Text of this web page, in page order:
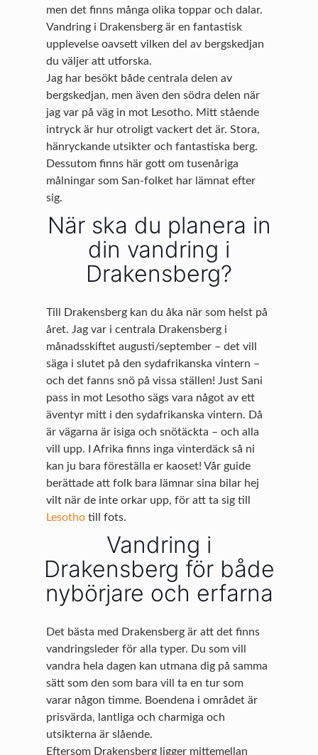
men det finns många olika toppar och dalar.
Vandring i Drakensberg är en fantastisk
upplevelse oavsett vilken del av bergskedjan
du väljer att utforska.
Jag har besökt både centrala delen av
bergskedjan, men även den södra delen när
jag var på väg in mot Lesotho. Mitt stående
intryck är hur otroligt vackert det är. Stora,
hänryckande utsikter och fantastiska berg.
Dessutom finns här gott om tusenåriga
målningar som San-folket har lämnat efter
sig.
När ska du planera in
din vandring i
Drakensberg?
Till Drakensberg kan du åka när som helst på
året. Jag var i centrala Drakensberg i
månadsskiftet augusti/september – det vill
säga i slutet på den sydafrikanska vintern –
och det fanns snö på vissa ställen! Just Sani
pass in mot Lesotho sägs vara något av ett
äventyr mitt i den sydafrikanska vintern. Då
är vägarna är isiga och snötäckta – och alla
vill upp. I Afrika finns inga vinterdäck så ni
kan ju bara föreställa er kaoset! Vår guide
berättade att folk bara lämnar sina bilar hej
vilt när de inte orkar upp, för att ta sig till
Lesotho till fots.
Vandring i
Drakensberg för både
nybörjare och erfarna
Det bästa med Drakensberg är att det finns
vandringsleder för alla typer. Du som vill
vandra hela dagen kan utmana dig på samma
sätt som den som bara vill ta en tur som
varar någon timme. Boendena i området är
prisvärda, lantliga och charmiga och
utsikterna är slående.
Eftersom Drakensberg ligger mittemellan